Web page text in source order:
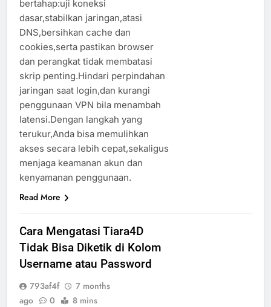
bertahap:uji koneksi
dasar,stabilkan jaringan,atasi
DNS,bersihkan cache dan
cookies,serta pastikan browser
dan perangkat tidak membatasi
skrip penting.Hindari perpindahan
jaringan saat login,dan kurangi
penggunaan VPN bila menambah
latensi.Dengan langkah yang
terukur,Anda bisa memulihkan
akses secara lebih cepat,sekaligus
menjaga keamanan akun dan
kenyamanan penggunaan.
Read More
Cara Mengatasi Tiara4D
Tidak Bisa Diketik di Kolom
Username atau Password
793af4f
7 months
ago
0 8 mins